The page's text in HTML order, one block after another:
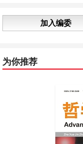
加入编委
为你推荐